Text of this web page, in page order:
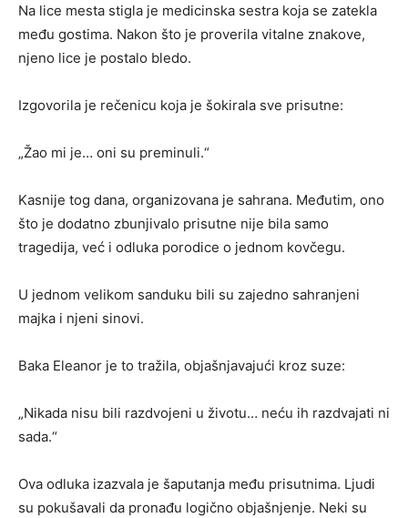
Na lice mesta stigla je medicinska sestra koja se zatekla
među gostima. Nakon što je proverila vitalne znakove,
njeno lice je postalo bledo.
Izgovorila je rečenicu koja je šokirala sve prisutne:
„Žao mi je… oni su preminuli.“
Kasnije tog dana, organizovana je sahrana. Međutim, ono
što je dodatno zbunjivalo prisutne nije bila samo
tragedija, već i odluka porodice o jednom kovčegu.
U jednom velikom sanduku bili su zajedno sahranjeni
majka i njeni sinovi.
Baka Eleanor je to tražila, objašnjavajući kroz suze:
„Nikada nisu bili razdvojeni u životu… neću ih razdvajati ni
sada.“
Ova odluka izazvala je šaputanja među prisutnima. Ljudi
su pokušavali da pronađu logično objašnjenje. Neki su